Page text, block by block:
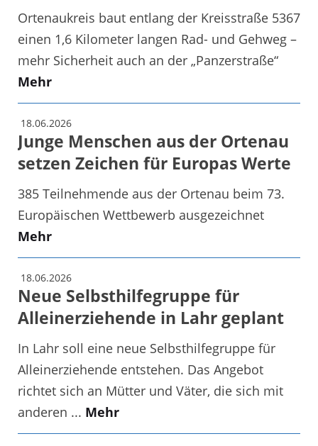
Ortenaukreis baut entlang der Kreisstraße 5367
einen 1,6 Kilometer langen Rad- und Gehweg –
mehr Sicherheit auch an der „Panzerstraße“
Mehr
18.06.2026
Junge Menschen aus der Ortenau
setzen Zeichen für Europas Werte
385 Teilnehmende aus der Ortenau beim 73.
Europäischen Wettbewerb ausgezeichnet
Mehr
18.06.2026
Neue Selbsthilfegruppe für
Alleinerziehende in Lahr geplant
In Lahr soll eine neue Selbsthilfegruppe für
Alleinerziehende entstehen. Das Angebot
richtet sich an Mütter und Väter, die sich mit
anderen ... Mehr